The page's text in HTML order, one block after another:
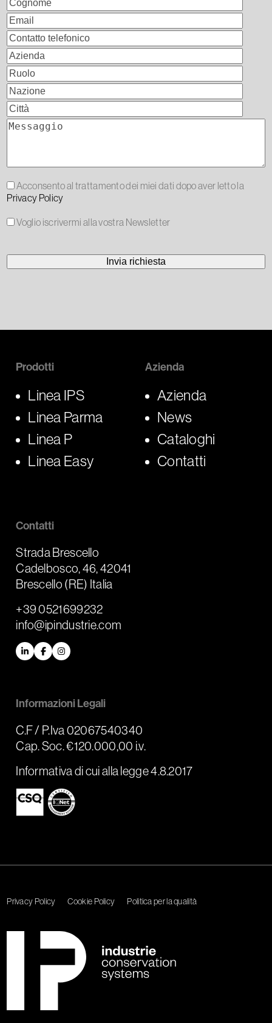
Acconsento al trattamento dei miei dati dopo aver letto la
Privacy Policy
Voglio iscrivermi alla vostra Newsletter
Prodotti
Linea IPS
Linea Parma
Linea P
Linea Easy
Azienda
Azienda
News
Cataloghi
Contatti
Contatti
Strada Brescello
Cadelbosco, 46, 42041
Brescello (RE) Italia
+39 0521699232
info@ipindustrie.com
LinkedInFacebookInstagram
Informazioni Legali
C.F / P.Iva 02067540340
Cap. Soc. €120.000,00 i.v.
Informativa di cui alla legge 4.8.2017
Privacy Policy Cookie Policy Politica per la qualità